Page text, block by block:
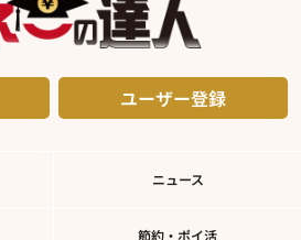
ユーザー登録
ニュース
節約・ポイ活